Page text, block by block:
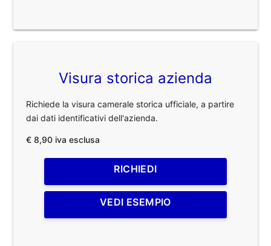
Visura storica azienda
Richiede la visura camerale storica ufficiale, a partire
dai dati identificativi dell'azienda.
€ 8,90 iva esclusa
RICHIEDI
VEDI ESEMPIO